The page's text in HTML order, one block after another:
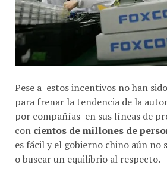
para frenar la tendencia de la
por compañías en sus líneas de
con cientos de millones de
es fácil y el gobierno chino aún no
o buscar un equilibrio al respecto.